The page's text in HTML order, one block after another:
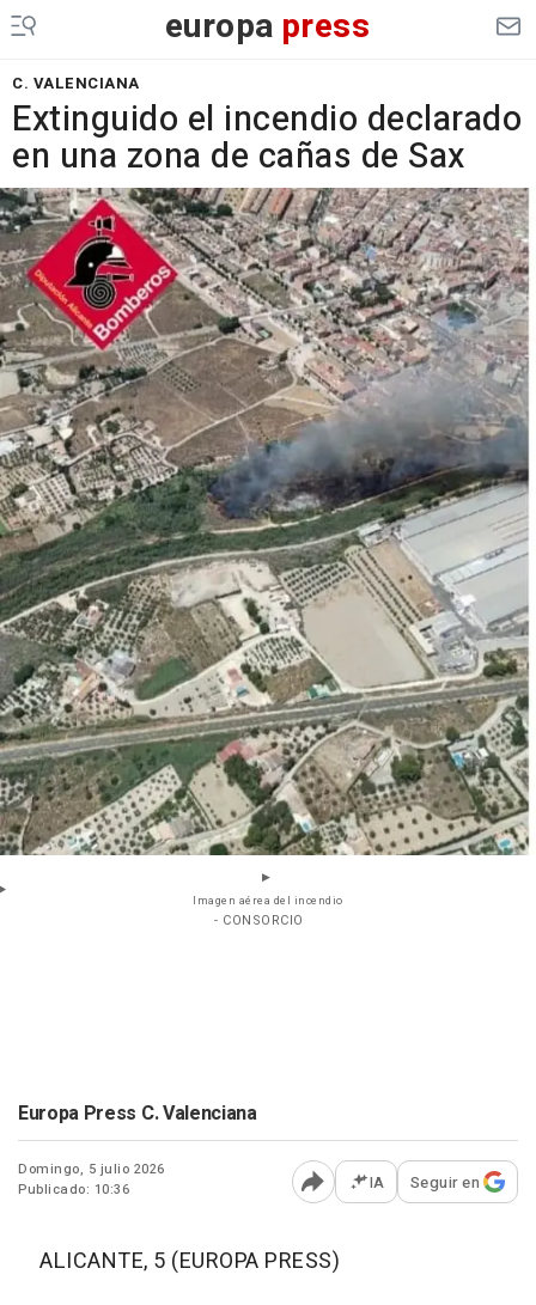
europa press
C. VALENCIANA
Extinguido el incendio declarado
en una zona de cañas de Sax
Imagen aérea del incendio
- CONSORCIO
Europa Press C. Valenciana
Domingo, 5 julio 2026
Publicado: 10:36
Abrir opciones para
IA Seguir en
ALICANTE, 5 (EUROPA PRESS)